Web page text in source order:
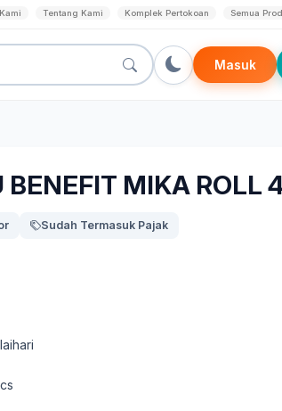
Tentang Kami Komplek Pertokoan Semua
Masuk
BENEFIT MIKA ROLL
Sudah Termasuk Pajak